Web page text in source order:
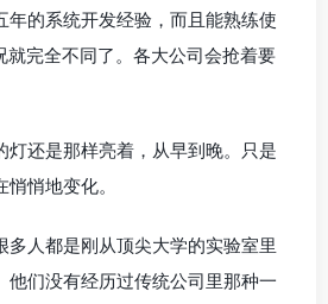
年的系统开发经验，而且能熟练使
就完全不同了。各大公司会抢着要
灯还是那样亮着，从早到晚。只是
悄地变化。
多人都是刚从顶尖大学的实验室里
他们没有经历过传统公司里那种一